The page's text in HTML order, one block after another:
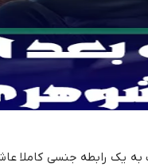
یک رابطه جنسی کاملا